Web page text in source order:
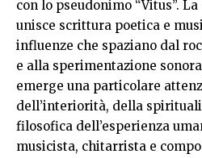
con lo pseudonimo “Vitus”.
unisce scrittura poetica e
influenze che spaziano dal
e alla sperimentazione
emerge una particolare
dell’interiorità, della
filosofica dell’esperienza
musicista, chitarrista e